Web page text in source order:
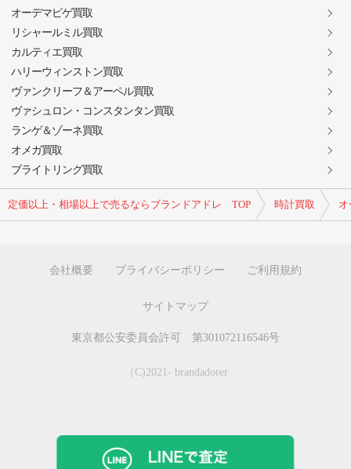
定価以上・相場以上で売るならブランドアドレ TOP 時計買取
オーデマピゲ買取
リシャールミル買取
カルティエ買取
ハリーウィンストン買取
ヴァンクリーフ＆アーペル買取
ヴァシュロン・コンスタンタン買取
ランゲ＆ゾーネ買取
オメガ買取
ブライトリング買取
会社概要 プライバシーポリシー ご利用規約
サイトマップ
東京都公安委員会許可 第301072116546号
（C)2021- brandadorer